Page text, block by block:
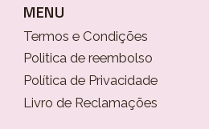
MENU
Termos e Condições
Politica de reembolso
Política de Privacidade
Livro de Reclamações